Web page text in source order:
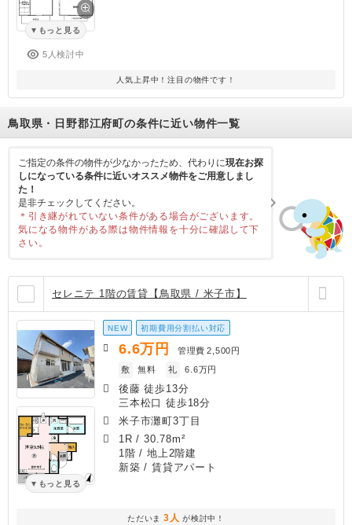
もっと見る
5人検討中
人気上昇中！注目の物件です！
鳥取県・日野郡江府町の条件に近い物件一覧
ご指定の条件の物件が少なかったため、代わりに現在お探
しになっている条件に近いオススメ物件をご用意しまし
た！
是非チェックしてください。
＊引き継がれていない条件がある場合がございます。
気になる物件がある際は物件情報を十分に確認して下
さい。
セレニテ 1階の賃貸【鳥取県 / 米子市】
もっと見る
NEW 初期費用分割払い対応
6.6万円 管理費 2,500円
敷
無料 礼 6.6万円
後藤 徒歩13分
三本松口 徒歩18分
米子市灘町3丁目
1R /30.78m²
1階 / 地上2階建
新築 / 賃貸アパート
ただいま 3人 が検討中！